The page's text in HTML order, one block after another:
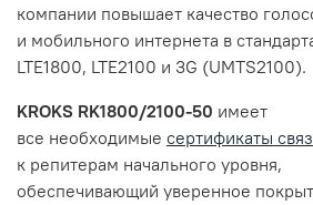
компании повышает качество
и мобильного интернета в
LTE1800, LTE2100 и 3G (UMTS2100).
KROKS RK1800/2100-50 имеет
все необходимые сертификаты
к репитерам начального уровня,
обеспечивающий уверенное